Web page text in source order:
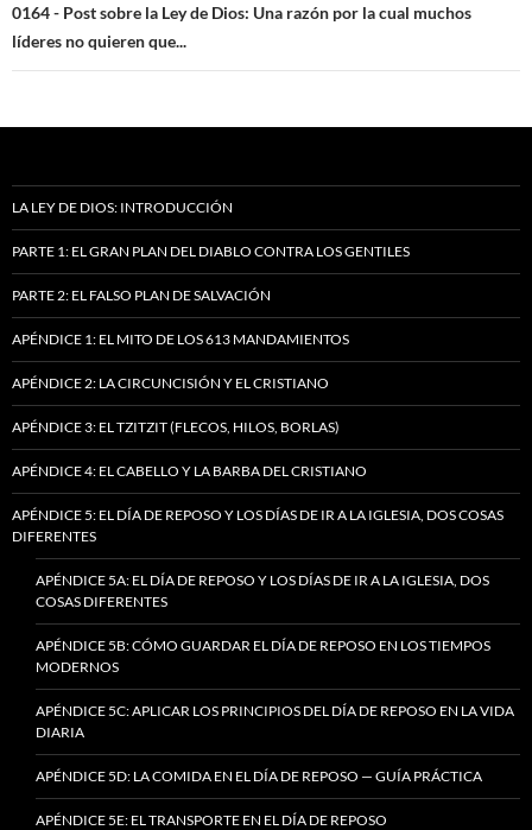
0164 - Post sobre la Ley de Dios: Una razón por la cual muchos
líderes no quieren que...
LA LEY DE DIOS: INTRODUCCIÓN
PARTE 1: EL GRAN PLAN DEL DIABLO CONTRA LOS GENTILES
PARTE 2: EL FALSO PLAN DE SALVACIÓN
APÉNDICE 1: EL MITO DE LOS 613 MANDAMIENTOS
APÉNDICE 2: LA CIRCUNCISIÓN Y EL CRISTIANO
APÉNDICE 3: EL TZITZIT (FLECOS, HILOS, BORLAS)
APÉNDICE 4: EL CABELLO Y LA BARBA DEL CRISTIANO
APÉNDICE 5: EL DÍA DE REPOSO Y LOS DÍAS DE IR A LA IGLESIA, DOS COSAS
DIFERENTES
APÉNDICE 5A: EL DÍA DE REPOSO Y LOS DÍAS DE IR A LA IGLESIA, DOS
COSAS DIFERENTES
APÉNDICE 5B: CÓMO GUARDAR EL DÍA DE REPOSO EN LOS TIEMPOS
MODERNOS
APÉNDICE 5C: APLICAR LOS PRINCIPIOS DEL DÍA DE REPOSO EN LA VIDA
DIARIA
APÉNDICE 5D: LA COMIDA EN EL DÍA DE REPOSO — GUÍA PRÁCTICA
APÉNDICE 5E: EL TRANSPORTE EN EL DÍA DE REPOSO